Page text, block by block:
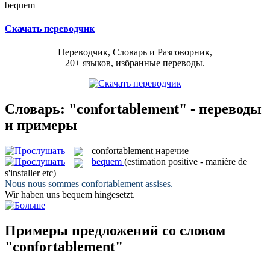
bequem
Скачать переводчик
Переводчик, Словарь и Разговорник,
20+ языков, избранные переводы.
Словарь: "confortablement" - переводы
и примеры
confortablement наречие
bequem (estimation positive - manière de
s'installer etc)
Nous nous sommes confortablement assises.
Wir haben uns bequem hingesetzt.
Примеры предложений со словом
"confortablement"